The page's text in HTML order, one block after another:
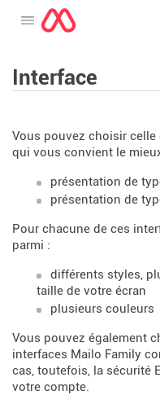
Ouvrir le menu
Interface
Vous pouvez choisir
qui vous convient le
présentation de
présentation de
Pour chacune de ces
parmi :
différents styles,
taille de votre écran
plusieurs couleurs
Vous pouvez également
interfaces Mailo Family
cas, toutefois, la sécurité
votre compte.